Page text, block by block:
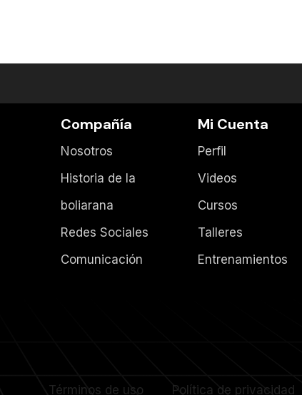
Compañía
Nosotros
Historia de la
boliarana
Redes Sociales
Comunicación
Mi Cuenta
Perfil
Videos
Cursos
Talleres
Entrenamientos
Términos de uso Política de privacidad